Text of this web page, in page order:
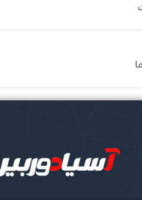
زیاد • طراحی زیبا
برای این محصول نوشته نشده
باشید که دیدگاهی را ارسال می
“سوییچ 24 پورت مگابیتی، غیر